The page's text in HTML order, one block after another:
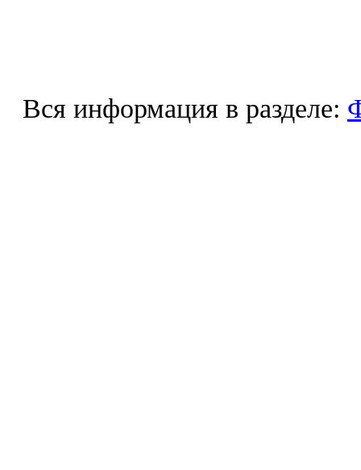
Вся информация в разделе: